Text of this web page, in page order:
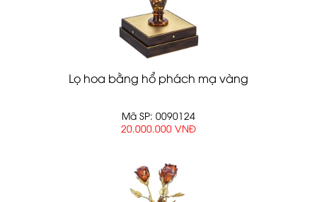
Lọ hoa bằng hổ phách mạ vàng
Mã SP: 0090124
20.000.000 VNĐ